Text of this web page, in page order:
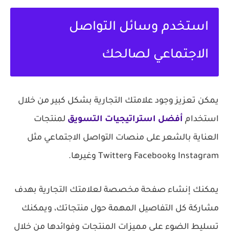
استخدم وسائل التواصل
الاجتماعي لصالحك
يمكن تعزيز وجود علامتك التجارية بشكل كبير من خلال
استخدام أفضل استراتيجيات التسويق لمنتجات
العناية بالشعر على منصات التواصل الاجتماعي مثل
Instagram وFacebook وTwitter وغيرها.
يمكنك إنشاء صفحة مخصصة لعلامتك التجارية بهدف
مشاركة كل التفاصيل المهمة حول منتجاتك، ويمكنك
تسليط الضوء على مميزات المنتجات وفوائدها من خلال